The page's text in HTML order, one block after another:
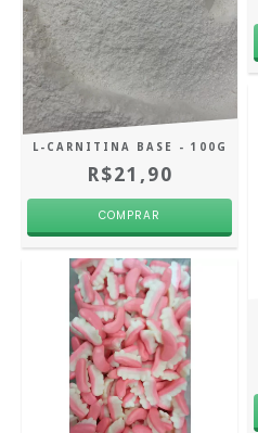
L-CARNITINA BASE - 100G
R$21,90